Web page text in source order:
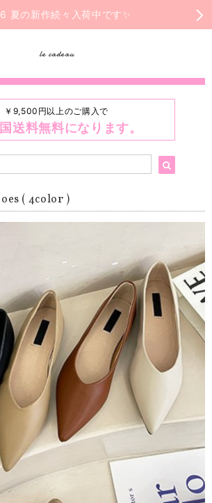
夏の新作続々入荷中です✨
le cadeau
￥9,500円以上のご購入で
送料無料になります。
( 4color )